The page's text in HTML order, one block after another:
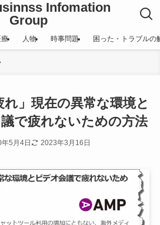
Infomation
Group
人物 時事問題 困った・トラブルの
れ」現在の異常な環境と
で疲れないための方法
5月4日 2023年3月16日